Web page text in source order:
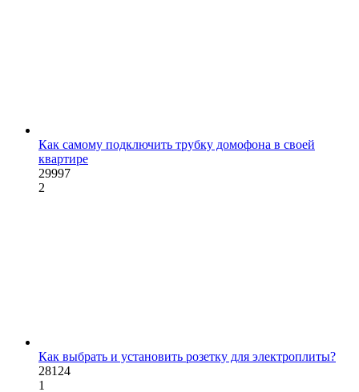
Как самому подключить трубку домофона в своей
квартире
29997
2
Как выбрать и установить розетку для электроплиты?
28124
1